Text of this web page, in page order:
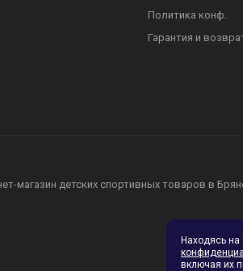
Политика конф.
Гарантия и
магазин детских спортивных товаров в
Находясь на
включая их